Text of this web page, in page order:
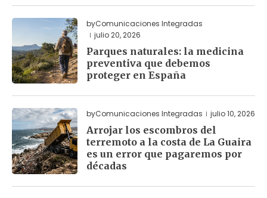
byComunicaciones Integradas
julio 20, 2026
Parques naturales: la medicina
preventiva que debemos
proteger en España
byComunicaciones Integradas julio 10, 2026
Arrojar los escombros del
terremoto a la costa de La Guaira
es un error que pagaremos por
décadas